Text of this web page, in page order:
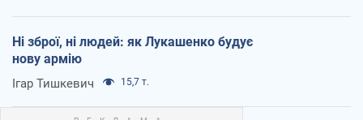
Ні зброї, ні людей: як Лукашенко будує
нову армію
Ігар Тишкевич 15,7 т.